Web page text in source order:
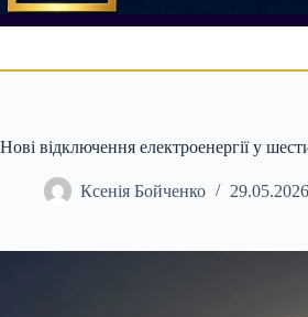
Нові відключення електроенергії у
Ксенія Бойченко 29.05.2026